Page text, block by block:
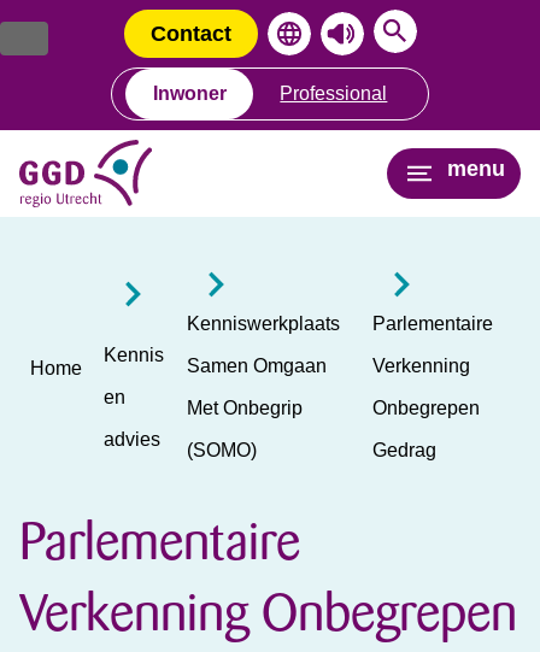
naar
de
naar
de
Contact
Inwoner Professional
menu
Home
Kennis
en
advies
Kenniswerkplaats
Samen Omgaan
Met Onbegrip
(SOMO)
Parlementaire
Verkenning
Onbegrepen
Gedrag
Parlementaire
Verkenning Onbegrepen